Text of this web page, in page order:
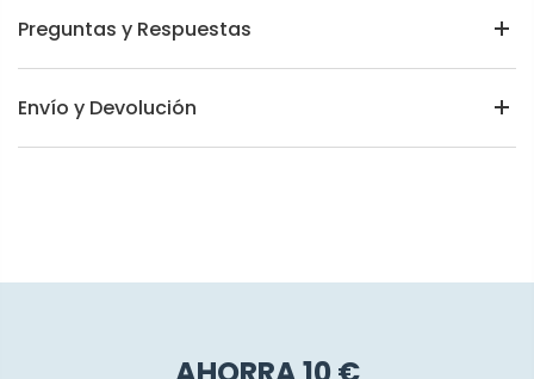
Preguntas y Respuestas
Envío y Devolución